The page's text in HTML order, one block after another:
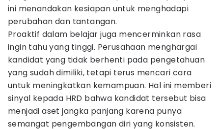
ini menandakan kesiapan untuk menghadapi
perubahan dan tantangan.
Proaktif dalam belajar juga mencerminkan rasa
ingin tahu yang tinggi. Perusahaan menghargai
kandidat yang tidak berhenti pada pengetahuan
yang sudah dimiliki, tetapi terus mencari cara
untuk meningkatkan kemampuan. Hal ini memberi
sinyal kepada HRD bahwa kandidat tersebut bisa
menjadi aset jangka panjang karena punya
semangat pengembangan diri yang konsisten.